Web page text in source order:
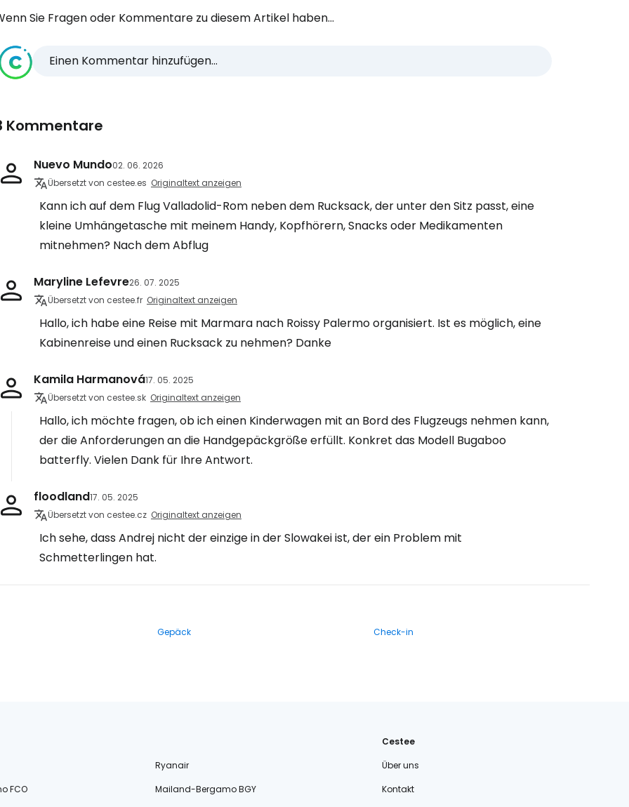
Sie Fragen oder Kommentare zu diesem Artikel haben...
Einen Kommentar hinzufügen...
Kommentare
Nuevo Mundo02. 06. 2026
Übersetzt von cestee.es Originaltext anzeigen
Kann ich auf dem Flug Valladolid-Rom neben dem Rucksack, der unter den Sitz passt, eine
kleine Umhängetasche mit meinem Handy, Kopfhörern, Snacks oder Medikamenten
mitnehmen? Nach dem Abflug
Maryline Lefevre26. 07. 2025
Übersetzt von cestee.fr Originaltext anzeigen
Hallo, ich habe eine Reise mit Marmara nach Roissy Palermo organisiert. Ist es möglich, eine
Kabinenreise und einen Rucksack zu nehmen? Danke
Kamila Harmanová17. 05. 2025
Übersetzt von cestee.sk Originaltext anzeigen
Hallo, ich möchte fragen, ob ich einen Kinderwagen mit an Bord des Flugzeugs nehmen kann,
der die Anforderungen an die Handgepäckgröße erfüllt. Konkret das Modell Bugaboo
batterfly. Vielen Dank für Ihre Antwort.
floodland17. 05. 2025
Übersetzt von cestee.cz Originaltext anzeigen
Ich sehe, dass Andrej nicht der einzige in der Slowakei ist, der ein Problem mit
Schmetterlingen hat.
Gepäck Check-in
Ryanair
FCO
Mailand-Bergamo BGY
Cestee
Über uns
Kontakt